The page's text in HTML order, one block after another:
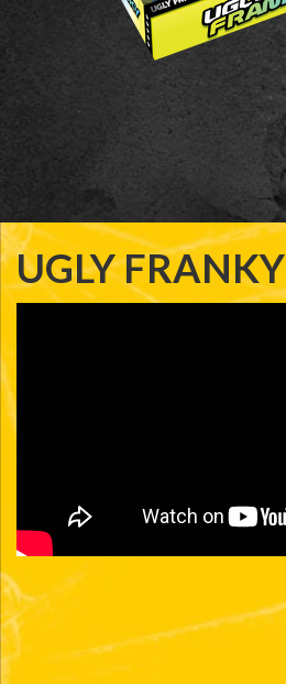
UGLY FRANKY